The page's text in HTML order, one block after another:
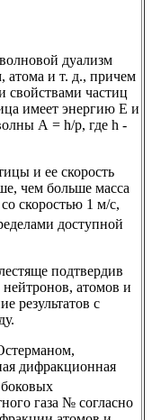
дуализм
атома и т. д., причем
частиц
имеет энергию Е и
А = h/p, где h -
и ее скорость
чем больше масса
скоростью 1 м/с,
доступной
подтвердив
атомов и
результатов с
дифракционная
газа № согласно